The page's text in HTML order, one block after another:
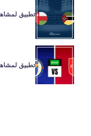
تطبيق
تطبيق